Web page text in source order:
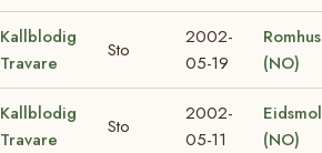
Kallblodig
Travare
Sto
2002-
05-19
(NO)
Kallblodig
Travare
Sto
2002-
05-11
(NO)